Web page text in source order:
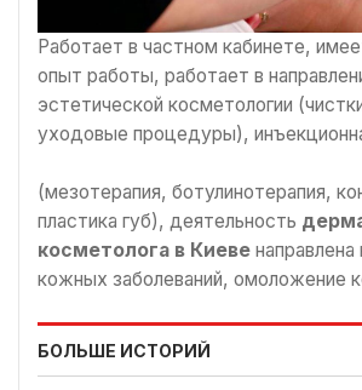
Работает в частном кабинете,
опыт работы, работает в
эстетической косметологии
уходовые процедуры),
(мезотерапия, ботулинотерапия,
пластика губ), деятельность
косметолога в Киеве направлена
кожных заболеваний, омоложение
БОЛЬШЕ ИСТОРИЙ